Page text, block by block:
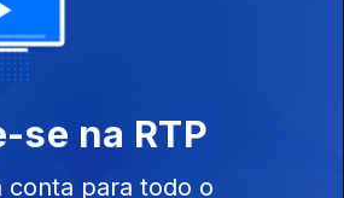
se na RTP
conta para todo o